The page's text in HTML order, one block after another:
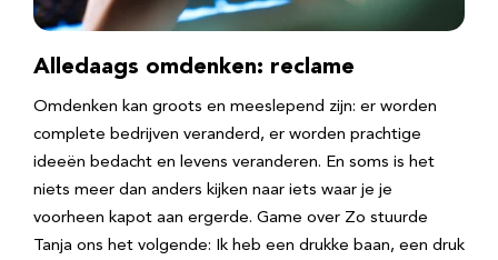
Alledaags omdenken: reclame
Omdenken kan groots en meeslepend zijn: er worden
complete bedrijven veranderd, er worden prachtige
ideeën bedacht en levens veranderen. En soms is het
niets meer dan anders kijken naar iets waar je je
voorheen kapot aan ergerde. Game over Zo stuurde
Tanja ons het volgende: Ik heb een drukke baan, een druk